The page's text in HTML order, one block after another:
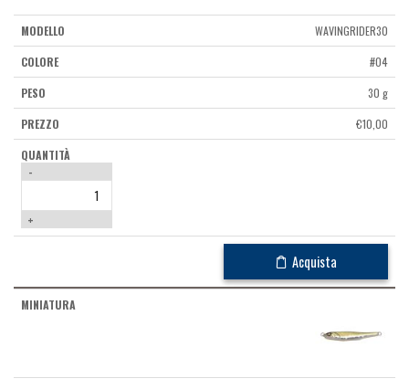
WAVINGRIDER30
#04
30 g
€10,00
-
+
Acquista